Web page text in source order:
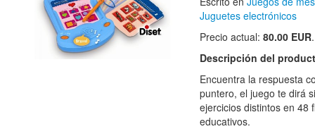
Juguetes electrónicos
Precio actual: 80.00 EUR.
Descripción del
Encuentra la respuesta
puntero, el juego te dirá
ejercicios distintos en 48
educativos.